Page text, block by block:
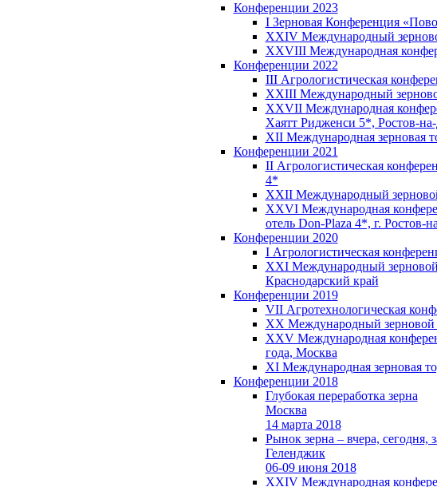
Конференции 2023
I Зерновая Конференция
XXIV Международный
XXVIII Международная
Конференции 2022
III Агрологистическая
XXIII Международный
XXVII Международная
Хаятт Ридженси 5*, Ростов-
XII Международная зерновая
Конференции 2021
II Агрологистическая
4*
XXII Международный зерновой
XXVI Международная
отель Don-Plaza 4*, г. Ростов-
Конференции 2020
I Агрологистическая
XXI Международный зерновой
Краснодарский край
Конференции 2019
VII Агротехнологическая
XX Международный зерновой
XXV Международная
года, Москва
XI Международная зерновая
Конференции 2018
Глубокая переработка зерна
Москва
14 марта 2018
Рынок зерна – вчера, сегодня,
Геленджик
06-09 июня 2018
XXIV Международная